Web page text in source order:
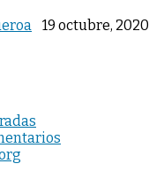
19 octubre, 2020